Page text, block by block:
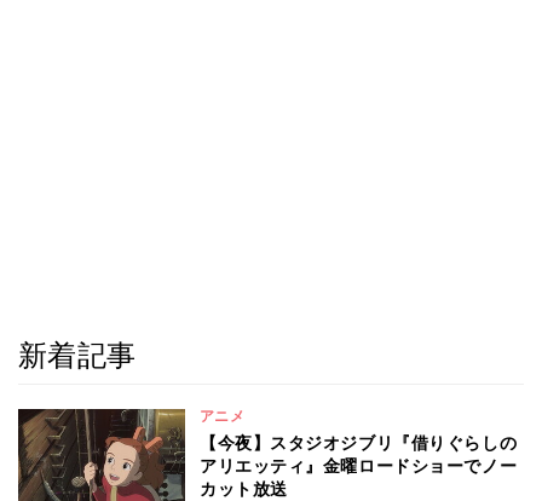
新着記事
アニメ
【今夜】スタジオジブリ『借りぐらしの
アリエッティ』金曜ロードショーでノー
カット放送